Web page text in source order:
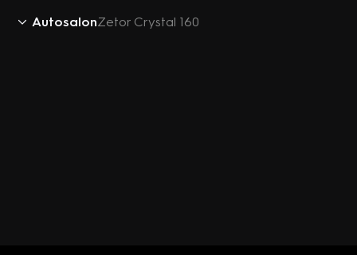
AutosalonZetor Crystal 160